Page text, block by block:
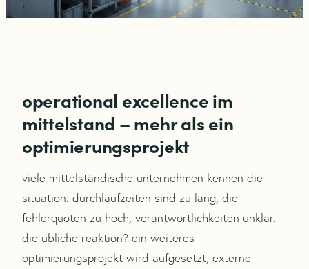
operational excellence im
mittelstand – mehr als ein
optimierungsprojekt
viele mittelständische unternehmen kennen die
situation: durchlaufzeiten sind zu lang, die
fehlerquoten zu hoch, verantwortlichkeiten unklar.
die übliche reaktion? ein weiteres
optimierungsprojekt wird aufgesetzt, externe